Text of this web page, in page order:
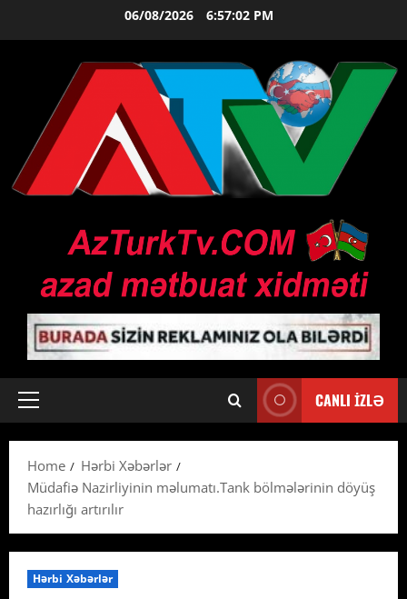
06/08/2026 6:57:02 PM
Primary
CANLI İZLƏ
Home
Hərbi Xəbərlər
Müdafiə Nazirliyinin məlumatı.Tank bölmələrinin döyüş
hazırlığı artırılır
Hərbi Xəbərlər